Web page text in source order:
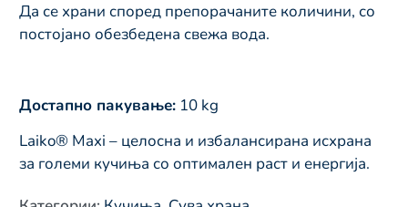
Да се храни според препорачаните количини, со
постојано обезбедена свежа вода.
Достапно пакување: 10 kg
Laiko® Maxi – целосна и избалансирана исхрана
за големи кучиња со оптимален раст и енергија.